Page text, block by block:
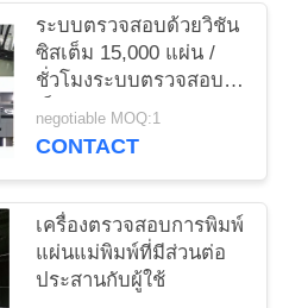
ระบบตรวจสอบด้วยวิชัน
ซิสเต็ม 15,000 แผ่น /
ชั่วโมงระบบตรวจสอบ
เว็บแคบ
negotiable MOQ:1
CONTACT
เครื่องตรวจสอบการพิมพ์
แผ่นแม่พิมพ์ที่มีส่วนต่อ
ประสานกับผู้ใช้